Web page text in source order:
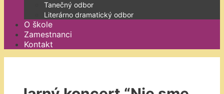
Tanečný odbor
Literárno dramatický odbor
O škole
Zamestnanci
Kontakt